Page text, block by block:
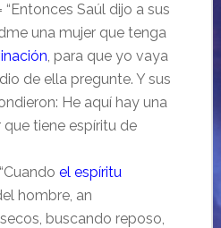
“Entonces Saúl dijo a sus
una mujer que tenga
, para que yo vaya
de ella pregunte. Y sus
He aquí hay una
que tiene espíritu de
el espíritu
hombre, an
buscando reposo,